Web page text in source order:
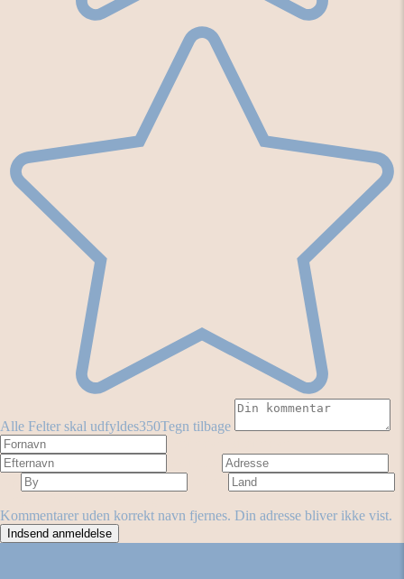
Alle Felter skal udfyldes350Tegn tilbage
Kommentarer uden korrekt navn fjernes. Din adresse bliver ikke vist.